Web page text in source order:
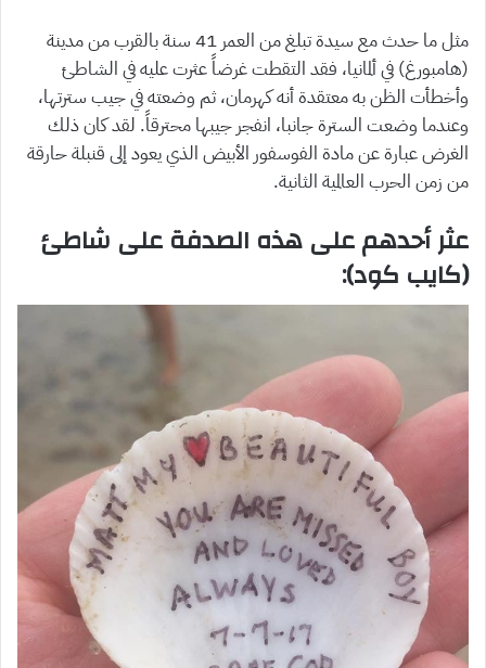
مثل ما حدث مع سيدة تبلغ من العمر 41 سنة بالقرب من مدينة
(هامبورغ) في ألمانيا، فقد التقطت غرضاً عثرت عليه في الشاطئ
وأخطأت الظن به معتقدة أنه كهرمان، ثم وضعته في جيب سترتها،
وعندما وضعت السترة جانبا، انفجر جيبها محترقاً. لقد كان ذلك
الغرض عبارة عن مادة الفوسفور الأبيض الذي يعود إلى قنبلة حارقة
من زمن الحرب العالمية الثانية.
عثر أحدهم على هذه الصدفة على شاطئ
(كايب كود):